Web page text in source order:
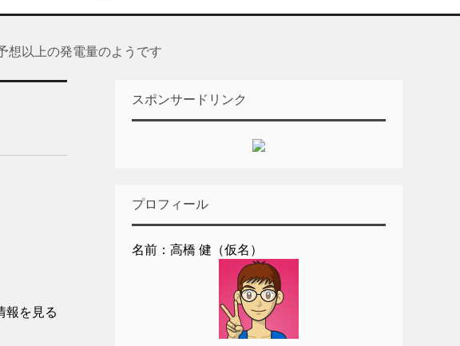
想以上の発電量のようです
報を見る
スポンサードリンク
プロフィール
名前：高橋 健（仮名）